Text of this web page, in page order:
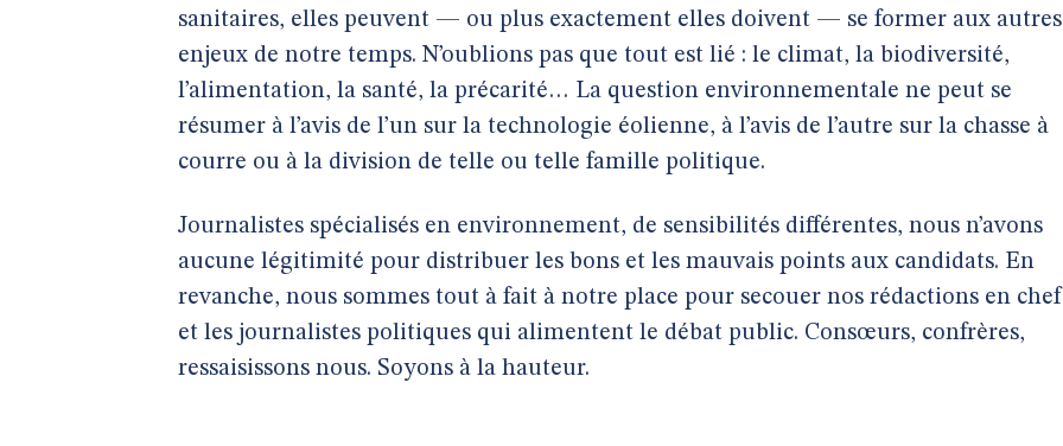
sanitaires, elles peuvent — ou plus exactement elles doivent — se former aux autres
enjeux de notre temps. N’oublions pas que tout est lié : le climat, la biodiversité,
l’alimentation, la santé, la précarité… La question environnementale ne peut se
résumer à l’avis de l’un sur la technologie éolienne, à l’avis de l’autre sur la chasse à
courre ou à la division de telle ou telle famille politique.
Journalistes spécialisés en environnement, de sensibilités différentes, nous n’avons
aucune légitimité pour distribuer les bons et les mauvais points aux candidats. En
revanche, nous sommes tout à fait à notre place pour secouer nos rédactions en chef
et les journalistes politiques qui alimentent le débat public. Consœurs, confrères,
ressaisissons nous. Soyons à la hauteur.